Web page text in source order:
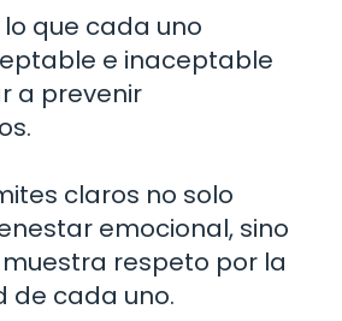
que cada uno
e inaceptable
a prevenir
claros no solo
emocional, sino
respeto por la
de cada uno.